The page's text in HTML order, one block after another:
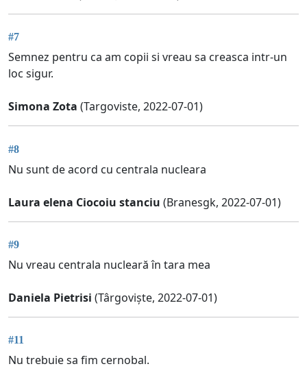
#7
Semnez pentru ca am copii si vreau sa creasca intr-un
loc sigur.
Simona Zota (Targoviste, 2022-07-01)
#8
Nu sunt de acord cu centrala nucleara
Laura elena Ciocoiu stanciu (Branesgk, 2022-07-01)
#9
Nu vreau centrala nucleară în tara mea
Daniela Pietrisi (Târgoviște, 2022-07-01)
#11
Nu trebuie sa fim cernobal.